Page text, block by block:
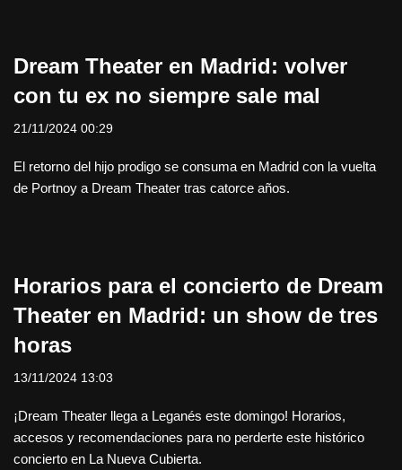
Dream Theater en Madrid: volver
con tu ex no siempre sale mal
21/11/2024 00:29
El retorno del hijo prodigo se consuma en Madrid con la vuelta
de Portnoy a Dream Theater tras catorce años.
Horarios para el concierto de Dream
Theater en Madrid: un show de tres
horas
13/11/2024 13:03
¡Dream Theater llega a Leganés este domingo! Horarios,
accesos y recomendaciones para no perderte este histórico
concierto en La Nueva Cubierta.